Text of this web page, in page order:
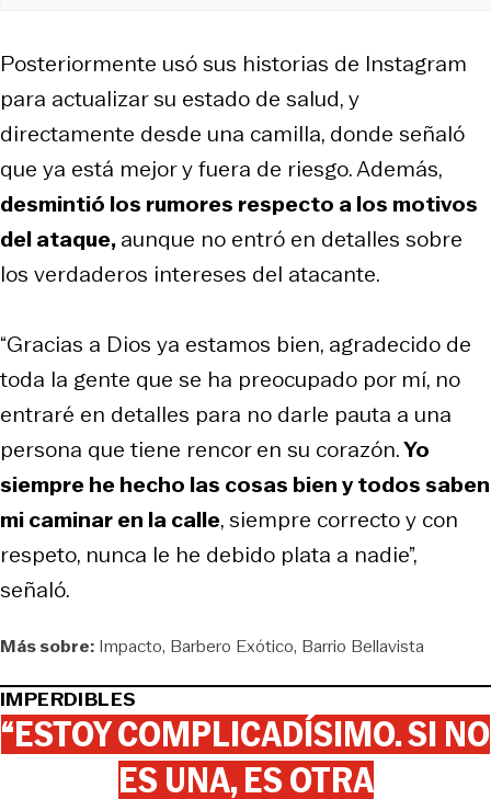
Posteriormente usó sus historias de Instagram
para actualizar su estado de salud, y
directamente desde una camilla, donde señaló
que ya está mejor y fuera de riesgo. Además,
desmintió los rumores respecto a los motivos
del ataque,aunque no entró en detalles sobre
los verdaderos intereses del atacante.
“Gracias a Dios ya estamos bien, agradecido de
toda la gente que se ha preocupado por mí, no
entraré en detalles para no darle pauta a una
persona que tiene rencor en su corazón.Yo
siempre he hecho las cosas bien y todos saben
mi caminar en la calle, siempre correcto y con
respeto, nunca le he debido plata a nadie”,
señaló.
Más sobre: Impacto Barbero Exótico Barrio Bellavista
IMPERDIBLES
“ESTOY COMPLICADÍSIMO. SI NO
ES UNA, ES OTRA